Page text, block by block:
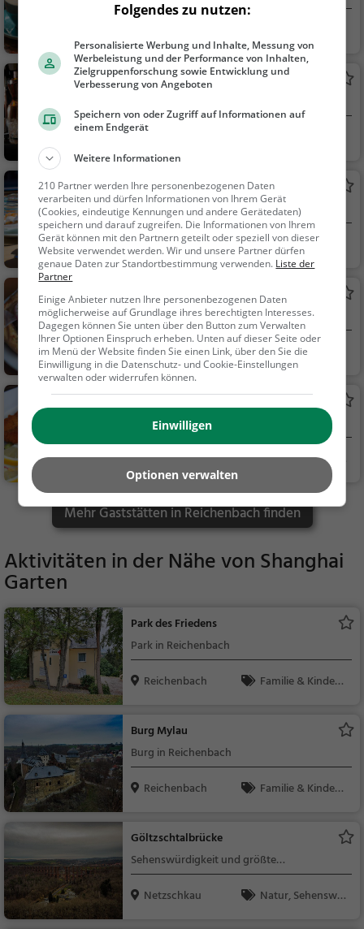
diele, Kaffee / Kuche
n, Frühstück, Gebäck
Conny's Bar
Forbriger
Café in Reichenbach
Reichenbach
Café, Kaffee / Kuc
hen, Gebäck / Teigwa
El Greco
Griechisches Restaurant in Reichenbach
Reichenbach
Restaurant, Griec
hisch, Gyros, Mittage
ssen, Abendessen
Deutsches Restaurant in Reichenbach
Reichenbach
Restaurant, Deuts
ch, Mittagessen, Abe
ndessen, Europäisch
Mehr Gaststätten in Reichenbach finden
Aktivitäten in der Nähe vonShanghai
Garten
Park des Friedens
Park in Reichenbach
Reichenbach
Familie & Kinder,
Burg Mylau
Burg in Reichenbach
Reichenbach
Familie & Kinder,
Göltzschtalbrücke
Sehenswürdigkeit und größte
Ziegelsteinbrücke der Welt
Netzschkau
Natur, Sehenswü
Folgendes zu nutzen:
Personalisierte Werbung und Inhalte, Messung von
Werbeleistung und der Performance von Inhalten,
Zielgruppenforschung sowie Entwicklung und
Verbesserung von Angeboten
Speichern von oder Zugriff auf Informationen auf
einem Endgerät
Weitere Informationen
210 Partner werden Ihre personenbezogenen Daten
verarbeiten und dürfen Informationen von Ihrem Gerät
(Cookies, eindeutige Kennungen und andere Gerätedaten)
speichern und darauf zugreifen. Die Informationen von Ihrem
Gerät können mit den Partnern geteilt oder speziell von dieser
Website verwendet werden. Wir und unsere Partner dürfen
genaue Daten zur Standortbestimmung verwenden. Liste der
Partner
Einige Anbieter nutzen Ihre personenbezogenen Daten
möglicherweise auf Grundlage ihres berechtigten Interesses.
Dagegen können Sie unten über den Button zum Verwalten
Ihrer Optionen Einspruch erheben. Unten auf dieser Seite oder
im Menü der Website finden Sie einen Link, über den Sie die
Einwilligung in die Datenschutz- und Cookie-Einstellungen
verwalten oder widerrufen können.
Einwilligen
Optionen verwalten